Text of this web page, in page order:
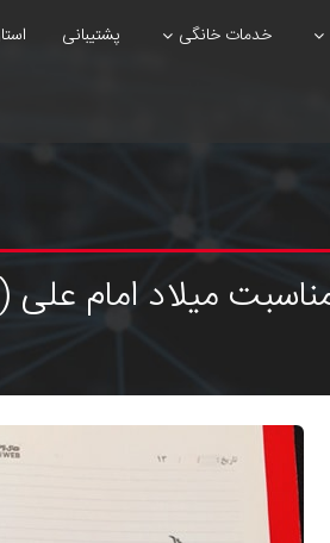
خدمات خانگی پشتیبانی
میلاد امام علی